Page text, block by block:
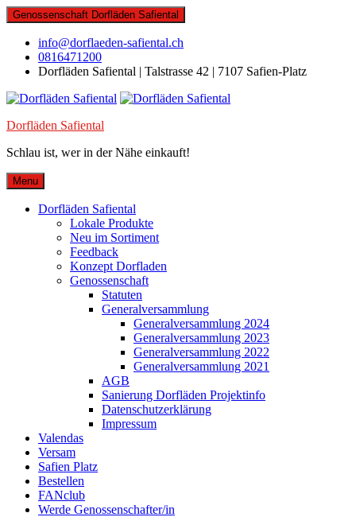
Skip
to
content
Genossenschaft Dorfläden Safiental
info@dorflaeden-safiental.ch
0816471200
Dorfläden Safiental | Talstrasse 42 | 7107 Safien-Platz
Dorfläden Safiental
Schlau ist, wer in der Nähe einkauft!
Menu
Dorfläden Safiental
Lokale Produkte
Neu im Sortiment
Feedback
Konzept Dorfladen
Genossenschaft
Statuten
Generalversammlung
Generalversammlung 2024
Generalversammlung 2023
Generalversammlung 2022
Generalversammlung 2021
AGB
Sanierung Dorfläden Projektinfo
Datenschutzerklärung
Impressum
Valendas
Versam
Safien Platz
Bestellen
FANclub
Werde Genossenschafter/in